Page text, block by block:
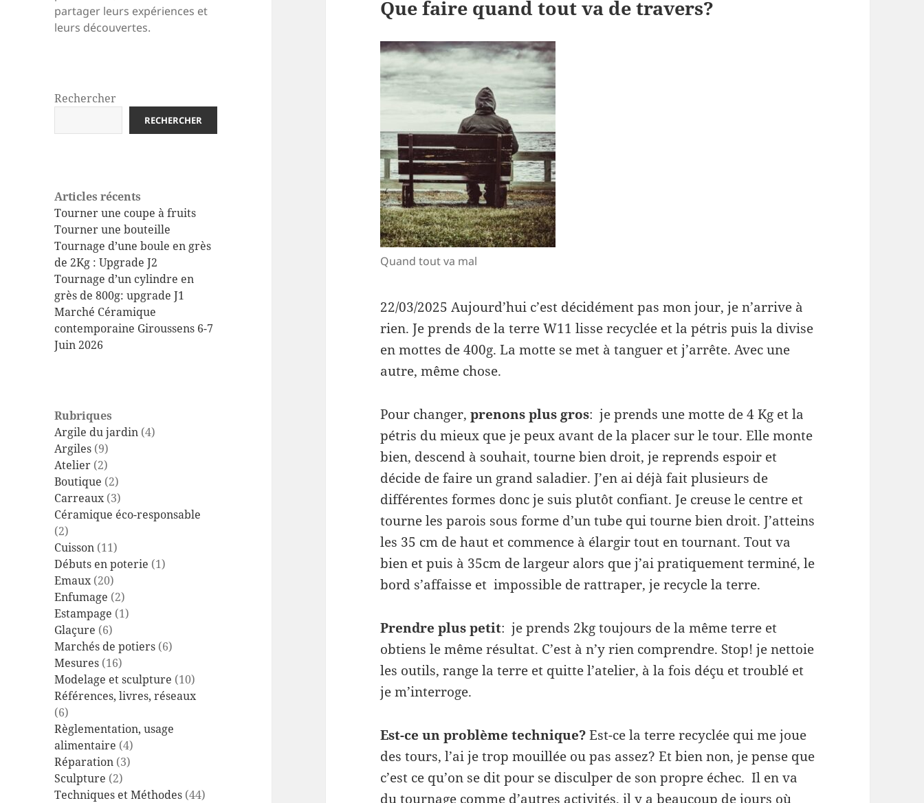
partager leurs expériences et
leurs découvertes.
Rechercher
RECHERCHER
Articles récents
Tourner une coupe à fruits
Tourner une bouteille
Tournage d’une boule en grès
de 2Kg : Upgrade J2
Tournage d’un cylindre en
grès de 800g: upgrade J1
Marché Céramique
contemporaine Giroussens 6-7
Juin 2026
Rubriques
Argile du jardin (4)
Argiles (9)
Atelier (2)
Boutique (2)
Carreaux(3)
Céramique éco-responsable
(2)
Cuisson (11)
Débuts en poterie (1)
Emaux(20)
Enfumage (2)
Estampage (1)
Glaçure (6)
Marchés de potiers (6)
Mesures (16)
Modelage et sculpture (10)
Références, livres, réseaux
(6)
Règlementation, usage
alimentaire (4)
Réparation (3)
Sculpture (2)
Techniques et Méthodes (44)
Que faire quand tout va de travers?
Quand tout va mal
22/03/2025 Aujourd’hui c’est décidément pas mon jour, je n’arrive à
rien. Je prends de la terre W11 lisse recyclée et la pétris puis la divise
en mottes de 400g. La motte se met à tanguer et j’arrête. Avec une
autre, même chose.
Pour changer,prenons plus gros: je prends une motte de 4 Kg et la
pétris du mieux que je peux avant de la placer sur le tour. Elle monte
bien, descend à souhait, tourne bien droit, je reprends espoir et
décide de faire un grand saladier. J’en ai déjà fait plusieurs de
différentes formes donc je suis plutôt confiant. Je creuse le centre et
tourne les parois sous forme d’un tube qui tourne bien droit. J’atteins
les 35 cm de haut et commence à élargir tout en tournant. Tout va
bien et puis à 35cm de largeur alors que j’ai pratiquement terminé, le
bord s’affaisse et impossible de rattraper, je recycle la terre.
Prendre plus petit: je prends 2kg toujours de la même terre et
obtiens le même résultat. C’est à n’y rien comprendre. Stop! je nettoie
les outils, range la terre et quitte l’atelier, à la fois déçu et troublé et
je m’interroge.
Est-ce un problème technique?Est-ce la terre recyclée qui me joue
des tours, l’ai je trop mouillée ou pas assez? Et bien non, je pense que
c’est ce qu’on se dit pour se disculper de son propre échec. Il en va
du tournage comme d’autres activités, il y a beaucoup de jours où